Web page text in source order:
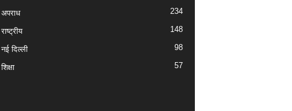
अपराध 234
राष्ट्रीय 148
नई दिल्ली 98
शिक्षा 57